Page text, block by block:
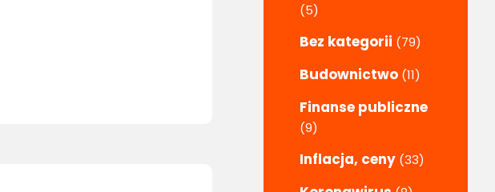
(5)
Bez kategorii (79)
Budownictwo (11)
Finanse publiczne
(9)
Inflacja, ceny (33)